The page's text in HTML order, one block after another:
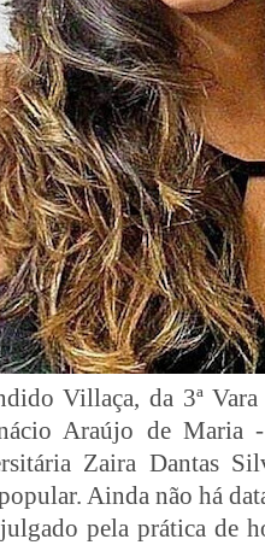
Villaça, da 3ª
Araújo de Maria
Zaira Dantas
Ainda não há
julgado pela prática de